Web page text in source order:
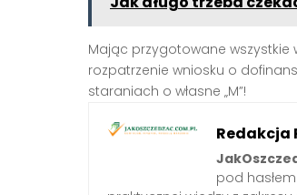
Mając przygotowane wszystkie
rozpatrzenie wniosku o
staraniach o własne „M”!
Redakcja
pod hasłem